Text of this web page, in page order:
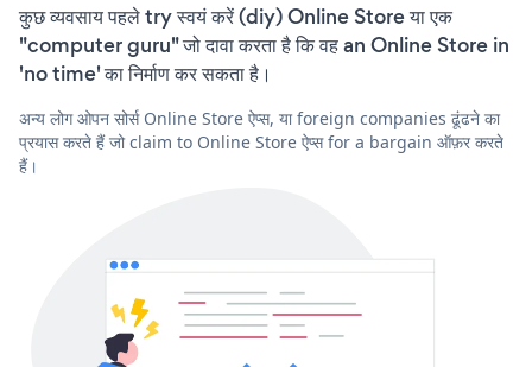
कुछ व्यवसाय पहले try स्वयं करें (diy) Online Store या एक
"computer guru" जो दावा करता है कि वह an Online Store in
'no time' का निर्माण कर सकता है।
अन्य लोग ओपन सोर्स Online Store ऐप्स, या foreign companies ढूंढने का
प्रयास करते हैं जो claim to Online Store ऐप्स for a bargain ऑफ़र करते
हैं।